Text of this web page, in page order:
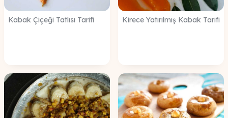
Kabak Çiçeği Tatlısı Tarifi Kirece Yatırılmış Kabak Tarifi